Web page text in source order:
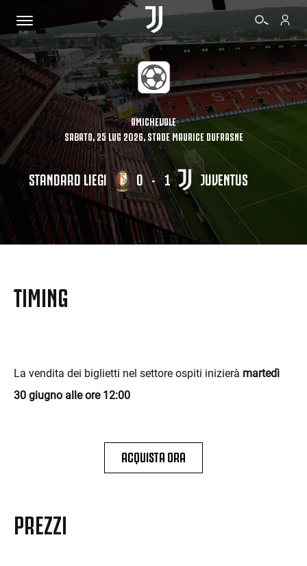
BIGLIETTI
SHOP
BIANCONERI
VIDEO
AMICHEVOLE
SABATO, 25 LUG 2026, STADE MAURICE DUFRASNE
STANDARD LIEGI 0 - 1 JUVENTUS
TIMING
La vendita dei biglietti nel settore ospiti inizierà martedì
30 giugno alle ore 12:00
ACQUISTA ORA
PREZZI